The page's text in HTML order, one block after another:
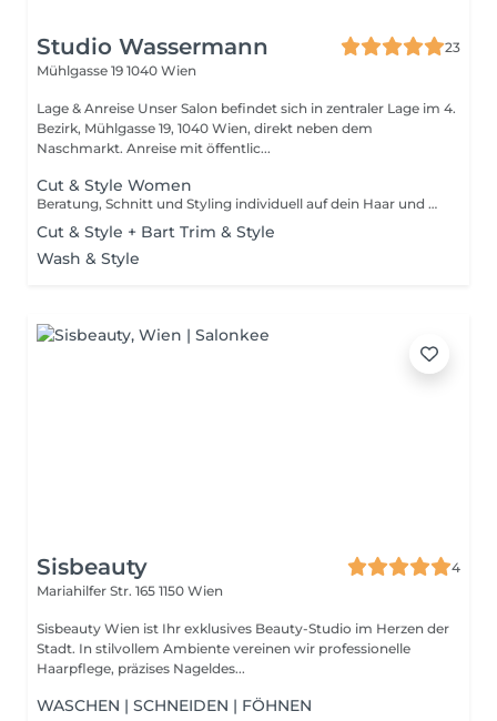
Studio Wassermann
23
Mühlgasse 19 1040 Wien
Lage & Anreise Unser Salon befindet sich in zentraler Lage im 4.
Bezirk, Mühlgasse 19, 1040 Wien, direkt neben dem
Naschmarkt. Anreise mit öffentlic...
Cut & Style Women
Beratung, Schnitt und Styling individuell auf dein Haar und deine Wünsche abgestimmt. Die Kategorien S, M und L richten sich nach dem tatsächlichen Zeitaufwand, nicht nur nach deiner Haarlänge. Im Zweifelsfall wähle bitte M.
Cut & Style + Bart Trim & Style
Wash & Style
Sisbeauty
4
Mariahilfer Str. 165 1150 Wien
Sisbeauty Wien ist Ihr exklusives Beauty-Studio im Herzen der
Stadt. In stilvollem Ambiente vereinen wir professionelle
Haarpflege, präzises Nageldes...
WASCHEN | SCHNEIDEN | FÖHNEN